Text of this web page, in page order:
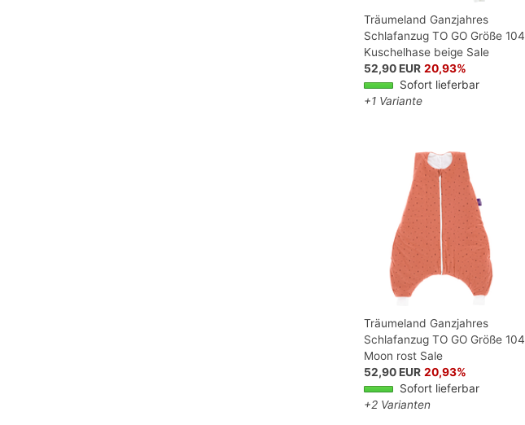
Träumeland Ganzjahres
Schlafanzug TO GO Größe 104
Kuschelhase beige Sale
52,90 EUR 20,93%
Sofort lieferbar
+1 Variante
Träumeland Ganzjahres
Schlafanzug TO GO Größe 104
Moon rost Sale
52,90 EUR 20,93%
Sofort lieferbar
+2 Varianten